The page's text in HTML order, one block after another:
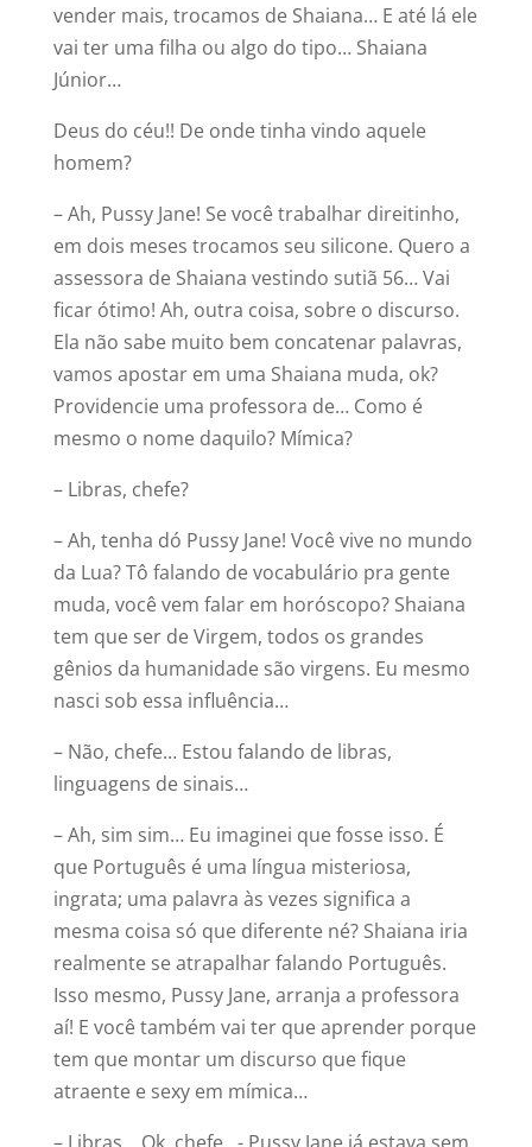
vender mais, trocamos de Shaiana… E até lá ele
vai ter uma filha ou algo do tipo… Shaiana
Júnior…
Deus do céu!! De onde tinha vindo aquele
homem?
– Ah, Pussy Jane! Se você trabalhar direitinho,
em dois meses trocamos seu silicone. Quero a
assessora de Shaiana vestindo sutiã 56… Vai
ficar ótimo! Ah, outra coisa, sobre o discurso.
Ela não sabe muito bem concatenar palavras,
vamos apostar em uma Shaiana muda, ok?
Providencie uma professora de… Como é
mesmo o nome daquilo? Mímica?
– Libras, chefe?
– Ah, tenha dó Pussy Jane! Você vive no mundo
da Lua? Tô falando de vocabulário pra gente
muda, você vem falar em horóscopo? Shaiana
tem que ser de Virgem, todos os grandes
gênios da humanidade são virgens. Eu mesmo
nasci sob essa influência…
– Não, chefe… Estou falando de libras,
linguagens de sinais…
– Ah, sim sim… Eu imaginei que fosse isso. É
que Português é uma língua misteriosa,
ingrata; uma palavra às vezes significa a
mesma coisa só que diferente né? Shaiana iria
realmente se atrapalhar falando Português.
Isso mesmo, Pussy Jane, arranja a professora
aí! E você também vai ter que aprender porque
tem que montar um discurso que fique
atraente e sexy em mímica…
– Libras… Ok, chefe…- Pussy Jane já estava sem